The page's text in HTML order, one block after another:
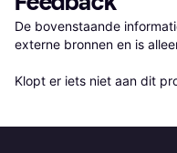
De bovenstaande
externe bronnen en is
Klopt er iets niet aan dit